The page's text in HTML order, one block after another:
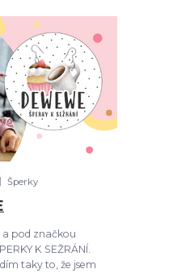
Šperky
a pod značkou
K SEŽRÁNÍ.
taky to, že jsem